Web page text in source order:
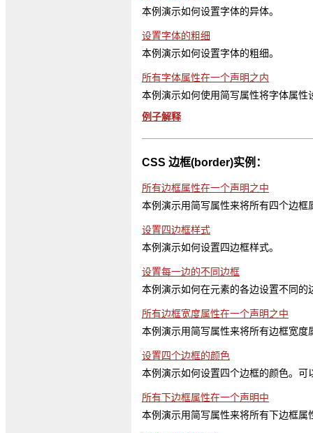
本例演示如何设置字体的异体。
设置字体的粗细
本例演示如何设置字体的粗细。
所有字体属性在一个声明之内
本例演示如何使用简写属性将字体属性
例子解释
CSS 边框(border)实例：
所有边框属性在一个声明之中
本例演示用简写属性来将所有四个边框
设置四边框样式
本例演示如何设置四边框样式。
设置每一边的不同边框
本例演示如何在元素的各边设置不同的
所有边框宽度属性在一个声明之中
本例演示用简写属性来将所有边框宽度
设置四个边框的颜色
本例演示如何设置四个边框的颜色。可
所有下边框属性在一个声明中
本例演示用简写属性来将所有下边框属